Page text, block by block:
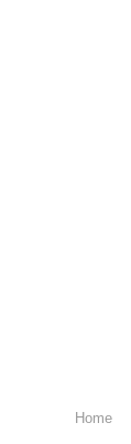
Home